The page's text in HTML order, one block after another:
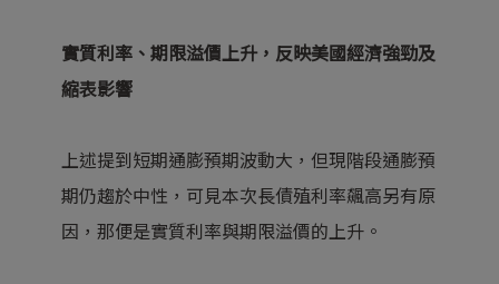
實質利率、期限溢價上升，反映美國經濟強勁及
縮表影響
上述提到短期通膨預期波動大，但現階段通膨預
期仍趨於中性，可見本次長債殖利率飆高另有原
因，那便是實質利率與期限溢價的上升。